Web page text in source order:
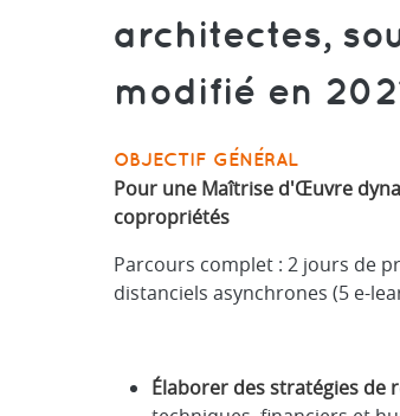
architectes,
modifié en
OBJECTIF GÉNÉRAL
Pour une Maîtrise d'Œuvre
copropriétés
Parcours complet : 2 jours de
distanciels asynchrones (5 e-
Élaborer des stratégies de